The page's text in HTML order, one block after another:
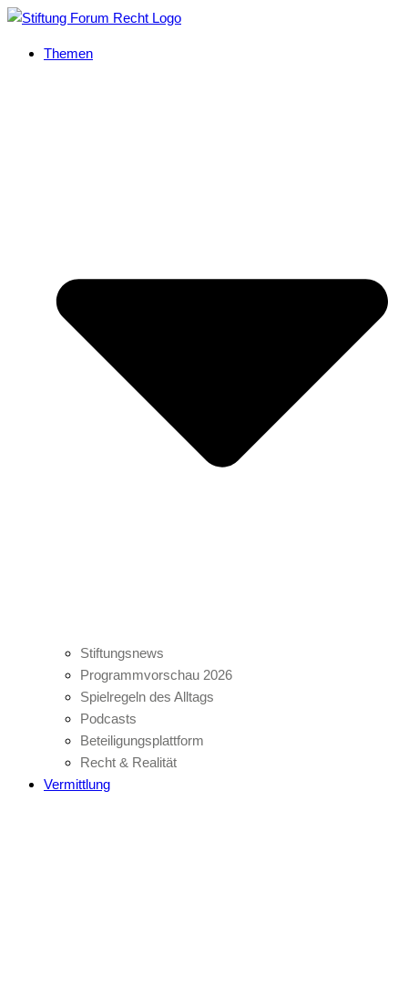
Themen
Stiftungsnews
Programmvorschau 2026
Spielregeln des Alltags
Podcasts
Beteiligungsplattform
Recht & Realität
Vermittlung